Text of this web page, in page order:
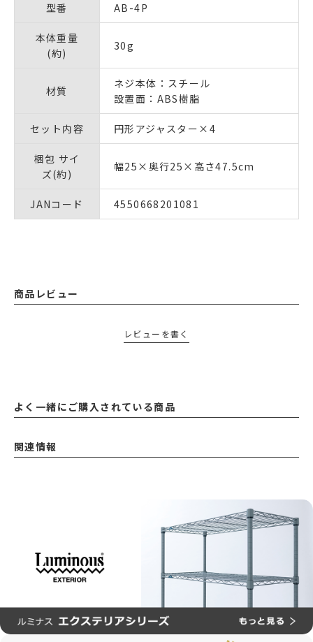
型番 AB-4P
本体重量
(約)
30g
材質
ネジ本体：スチール
設置面：ABS樹脂
セット内容 円形アジャスター×4
梱包 サイ
ズ(約)
幅25×奥行25×高さ47.5cm
JANコード 4550668201081
商品レビュー
レビューを書く
よく一緒にご購入されている商品
関連情報